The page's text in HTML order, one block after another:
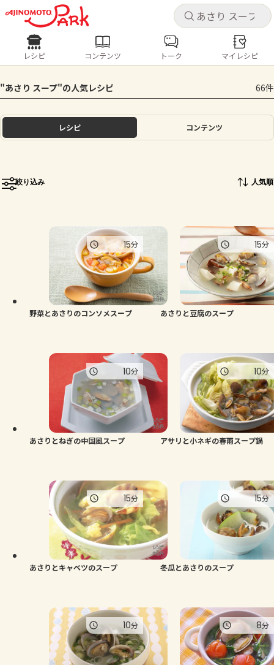
キャ
ログインするとレシピを保存できます
ログイン
ホーム
トーク
よくあるお問い合わせ
お買い物
キャ
レシピ コンテンツ
人気の食材・レシピ
きゅうり なす トマト とうもろこし
ピーマン
レシピ コンテンツ トーク マイレシピ
"あさり スープ"の人気レシピ 66件
レシピ コンテンツ
絞り込み 人気順
野菜とあさりのコンソメスープ
15分
あさりと豆腐のスープ
15分
あさりとねぎの中国風スープ
10分
アサリと小ネギの春雨スープ鍋
10分
あさりとキャベツのスープ
15分
冬瓜とあさりのスープ
15分
10分 8分